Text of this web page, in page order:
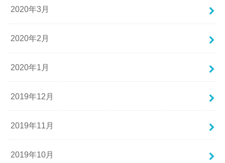
2020年3月
2020年2月
2020年1月
2019年12月
2019年11月
2019年10月